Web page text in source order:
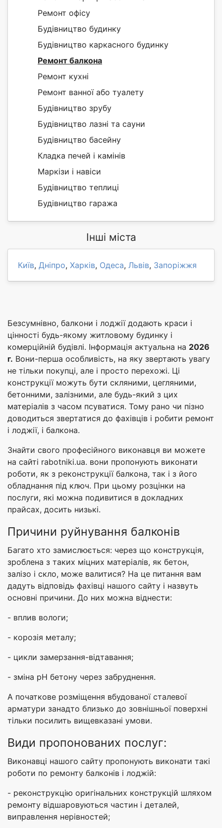
Ремонт офісу
Будівництво будинку
Будівництво каркасного будинку
Ремонт балкона
Ремонт кухні
Ремонт ванної або туалету
Будівництво зрубу
Будівництво лазні та сауни
Будівництво басейну
Кладка печей і камінів
Маркізи і навіси
Будівництво теплиці
Будівництво гаража
Інші міста
Київ, Дніпро, Харків, Одеса, Львів, Запоріжжя
Безсумнівно, балкони і лоджії додають краси і
цінності будь-якому житловому будинку і
комерційній будівлі. Інформація актуальна на 2026
г. Вони-перша особливість, на яку звертають увагу
не тільки покупці, але і просто перехожі. Ці
конструкції можуть бути скляними, цегляними,
бетонними, залізними, але будь-який з цих
матеріалів з часом псуватися. Тому рано чи пізно
доводиться звертатися до фахівців і робити ремонт
і лоджії, і балкона.
Знайти свого професійного виконавця ви можете
на сайті rabotniki.ua. вони пропонують виконати
роботи, як з реконструкції балкона, так і з його
обладнання під ключ. При цьому розцінки на
послуги, які можна подивитися в докладних
прайсах, досить низькі.
Причини руйнування балконів
Багато хто замислюється: через що конструкція,
зроблена з таких міцних матеріалів, як бетон,
залізо і скло, може валитися? На це питання вам
дадуть відповідь фахівці нашого сайту і назвуть
основні причини. До них можна віднести:
- вплив вологи;
- корозія металу;
- цикли замерзання-відтавання;
- зміна рН бетону через забруднення.
А початкове розміщення вбудованої сталевої
арматури занадто близько до зовнішньої поверхні
тільки посилить вищевказані умови.
Види пропонованих послуг:
Виконавці нашого сайту пропонують виконати такі
роботи по ремонту балконів і лоджій:
- реконструкцію оригінальних конструкцій шляхом
ремонту відшаровуються частин і деталей,
виправлення нерівностей;